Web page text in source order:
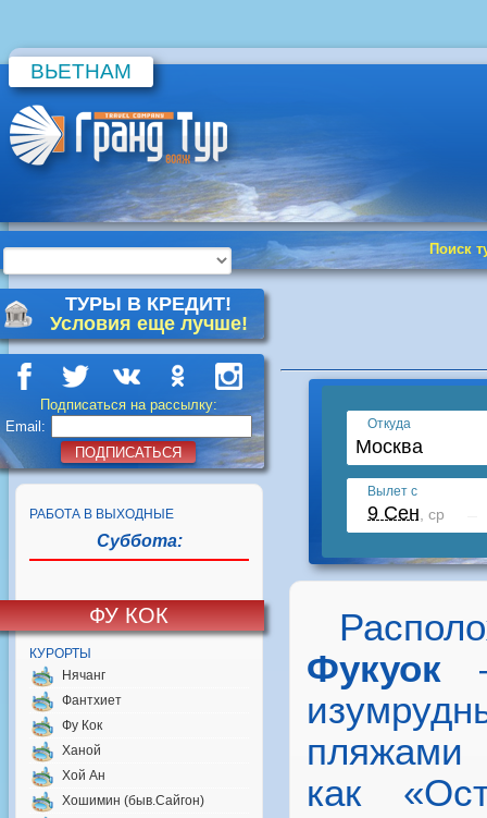
ВЬЕТНАМ
Поиск
ТУРЫ В КРЕДИТ!
Условия еще лучше!
Подписаться на рассылку:
Email:
ПОДПИСАТЬСЯ
РАБОТА В ВЫХОДНЫЕ
Суббота:
ФУ КОК
КУРОРТЫ
Нячанг
Фантхиет
Фу Кок
Ханой
Хой Ан
Хошимин (быв.Сайгон)
Фукуок—
пляжами
как